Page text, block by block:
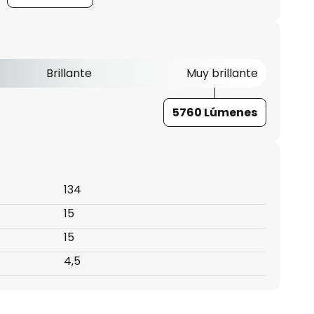
Brillante Muy brillante
5760 Lúmenes
134
15
15
4,5